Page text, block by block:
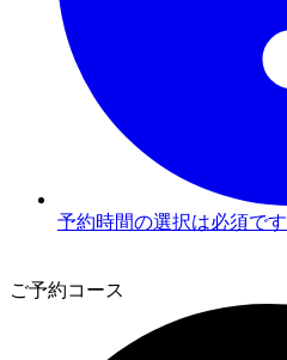
予約時間の選択は必須です
ご予約コース